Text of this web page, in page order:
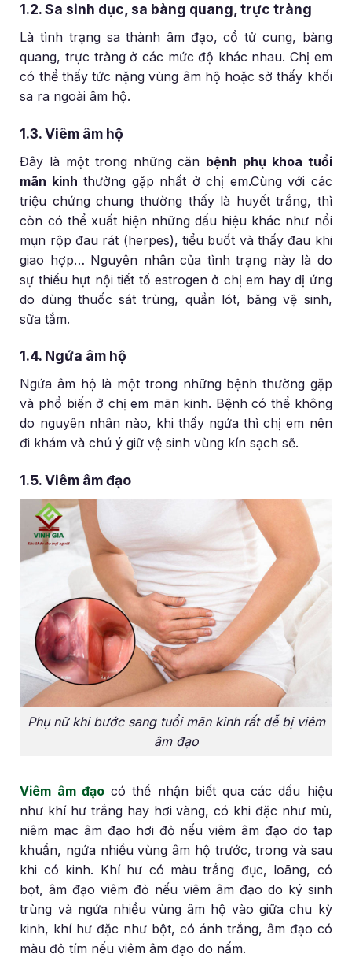
1.2. Sa sinh dục, sa bàng quang, trực tràng
Là tình trạng sa thành âm đạo, cổ tử cung, bàng
quang, trực tràng ở các mức độ khác nhau. Chị em
có thể thấy tức nặng vùng âm hộ hoặc sờ thấy khối
sa ra ngoài âm hộ.
1.3. Viêm âm hộ
Đây là một trong những căn bệnh phụ khoa tuổi
mãn kinh thường gặp nhất ở chị em.Cùng với các
triệu chứng chung thường thấy là huyết trắng, thì
còn có thể xuất hiện những dấu hiệu khác như nổi
mụn rộp đau rát (herpes), tiểu buốt và thấy đau khi
giao hợp… Nguyên nhân của tình trạng này là do
sự thiếu hụt nội tiết tố estrogen ở chị em hay dị ứng
do dùng thuốc sát trùng, quần lót, băng vệ sinh,
sữa tắm.
1.4. Ngứa âm hộ
Ngứa âm hộ là một trong những bệnh thường gặp
và phổ biến ở chị em mãn kinh. Bệnh có thể không
do nguyên nhân nào, khi thấy ngứa thì chị em nên
đi khám và chú ý giữ vệ sinh vùng kín sạch sẽ.
1.5. Viêm âm đạo
Phụ nữ khi bước sang tuổi mãn kinh rất dễ bị viêm
âm đạo
Viêm âm đạocó thể nhận biết qua các dấu hiệu
như khí hư trắng hay hơi vàng, có khi đặc như mủ,
niêm mạc âm đạo hơi đỏ nếu viêm âm đạo do tạp
khuẩn, ngứa nhiều vùng âm hộ trước, trong và sau
khi có kinh. Khí hư có màu trắng đục, loãng, có
bọt, âm đạo viêm đỏ nếu viêm âm đạo do ký sinh
trùng và ngứa nhiều vùng âm hộ vào giữa chu kỳ
kinh, khí hư đặc như bột, có ánh trắng, âm đạo có
màu đỏ tím nếu viêm âm đạo do nấm.